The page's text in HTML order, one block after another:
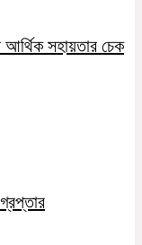
সহায়তার চেক